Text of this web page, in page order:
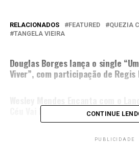
RELACIONADOS FEATURED
QUEZIA
TANGELA VIEIRA
Douglas Borges lança o single
Viver”, com participação de Regis
Céu Vai Intervir” – Uma Canção de
CONTINUE
PUBLICIDADE